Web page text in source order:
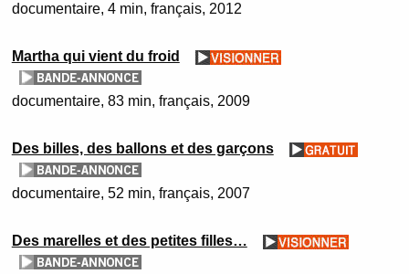
documentaire 4 min français 2012
Martha qui vient du froid
documentaire 83 min français 2009
Des billes, des ballons et des garçons
documentaire 52 min français 2007
Des marelles et des petites filles…